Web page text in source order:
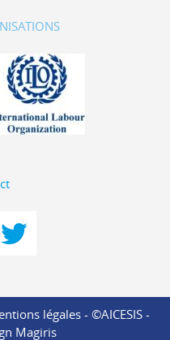
légales - ©AICESIS -
Magiris